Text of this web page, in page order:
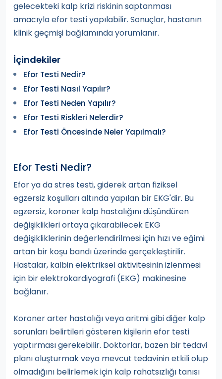
gelecekteki kalp krizi riskinin saptanması
amacıyla efor testi yapılabilir. Sonuçlar, hastanın
klinik geçmişi bağlamında yorumlanır.
İçindekiler
Efor Testi Nedir?
Efor Testi Nasıl Yapılır?
Efor Testi Neden Yapılır?
Efor Testi Riskleri Nelerdir?
Efor Testi Öncesinde Neler Yapılmalı?
Efor Testi Nedir?
Efor ya da stres testi, giderek artan fiziksel
egzersiz koşulları altında yapılan bir EKG'dir. Bu
egzersiz, koroner kalp hastalığını düşündüren
değişiklikleri ortaya çıkarabilecek EKG
değişikliklerinin değerlendirilmesi için hızı ve eğimi
artan bir koşu bandı üzerinde gerçekleştirilir.
Hastalar, kalbin elektriksel aktivitesinin izlenmesi
için bir elektrokardiyografi (EKG) makinesine
bağlanır.
Koroner arter hastalığı veya aritmi gibi diğer kalp
sorunları belirtileri gösteren kişilerin efor testi
yaptırması gerekebilir. Doktorlar, bazen bir tedavi
planı oluşturmak veya mevcut tedavinin etkili olup
olmadığını belirlemek için kalp rahatsızlığı tanısı